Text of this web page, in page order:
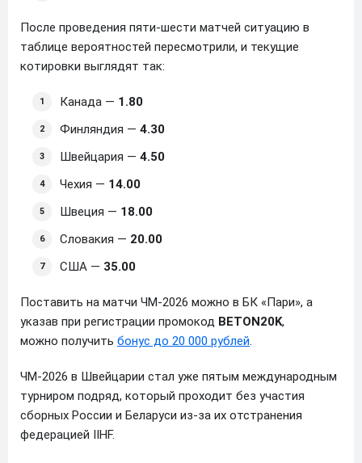
После проведения пяти-шести матчей ситуацию в
таблице вероятностей пересмотрили, и текущие
котировки выглядят так:
Канада — 1.80
Финляндия — 4.30
Швейцария — 4.50
Чехия — 14.00
Швеция — 18.00
Словакия — 20.00
США — 35.00
Поставить на матчи ЧМ-2026 можно в БК «Пари», а
указав при регистрации промокод BETON20K,
можно получить бонус до 20 000 рублей.
ЧМ-2026 в Швейцарии стал уже пятым международным
турниром подряд, который проходит без участия
сборных России и Беларуси из‑за их отстранения
федерацией IIHF.